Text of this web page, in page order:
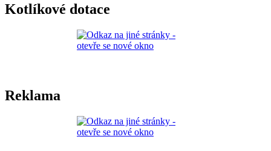
Kotlíkové dotace
Reklama